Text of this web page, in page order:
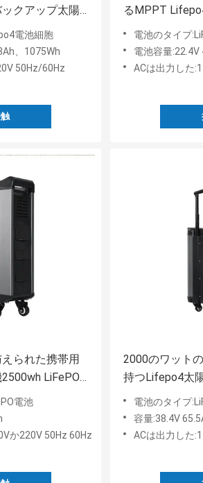
クアップ太陽
ム発電機
電池細胞
、1075Wh
50Hz/60Hz
るMPPT
気発電機
電池のタイプ
電池容量:22.4V
ACは出力した
られた携帯用
LiFePO4
電池
か220V 50Hz 60Hz
2000のワット
持つLifepo4太
与えられた携
電池のタイプ
容量:38.4V
ACは出力した